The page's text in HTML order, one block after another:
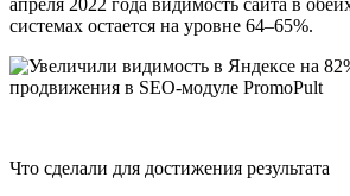
системах остается на уровне 64–65%.
Что сделали для достижения результата